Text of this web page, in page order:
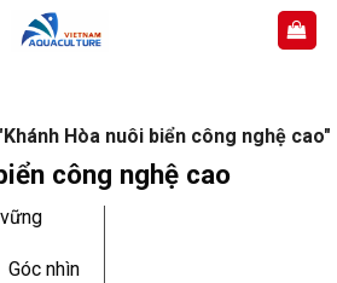
Hòa nuôi biển công nghệ cao"
công nghệ cao
Góc nhìn